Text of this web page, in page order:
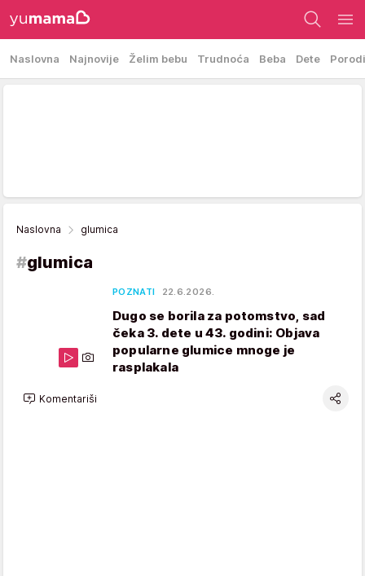
Naslovna Najnovije Želim bebu Trudnoća Beba Dete
Naslovna glumica
#glumica
POZNATI 22.6.2026.
Dugo se borila za potomstvo, sad
čeka 3. dete u 43. godini: Objava
popularne glumice mnoge je
rasplakala
Komentariši